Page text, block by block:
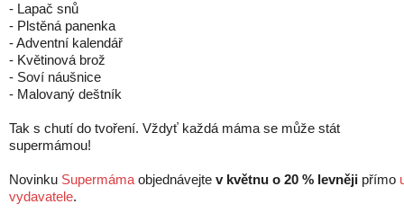
- Lapač snů
- Plstěná panenka
- Adventní kalendář
- Květinová brož
- Soví náušnice
- Malovaný deštník
Tak s chutí do tvoření. Vždyť každá máma se může stát
supermámou!
Novinku Supermáma objednávejte v květnu o 20 % levněji přímo
vydavatele.